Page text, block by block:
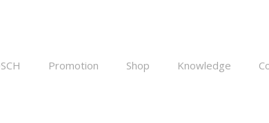
Promotion Shop Knowledge